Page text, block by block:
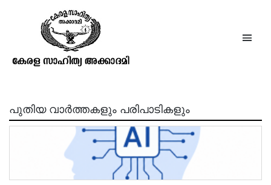
കെ. നാരായണക്കുരുക്കൾ
പുതിയ വാർത്തകളും പരിപാടികളും